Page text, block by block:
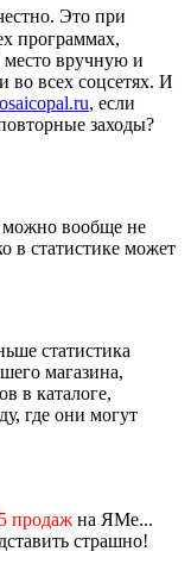
Это при
программах,
место вручную и
во всех соцсетях. И
, если
заходы?
можно вообще не
в статистике может
статистика
магазина,
в каталоге,
где они могут
продаж на ЯМе...
страшно!